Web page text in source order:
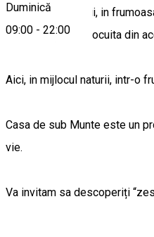
Duminică
09:00 - 22:00
Situat in inima țării, in
cocheta așezare locuita din
Aici, in mijlocul naturii, intr-o
Casa de sub Munte este un
vie.
Va invitam sa descoperiți